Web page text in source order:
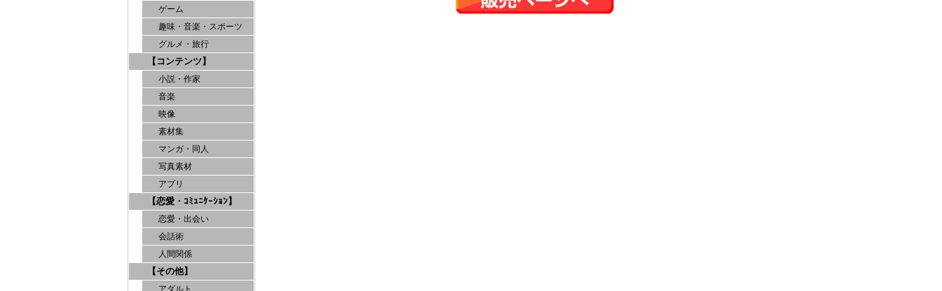
ゲーム
趣味・音楽・スポーツ
グルメ・旅行
【コンテンツ】
小説・作家
音楽
映像
素材集
マンガ・同人
写真素材
アプリ
【恋愛・ｺﾐｭﾆｹｰｼｮﾝ】
恋愛・出会い
会話術
人間関係
【その他】
アダルト